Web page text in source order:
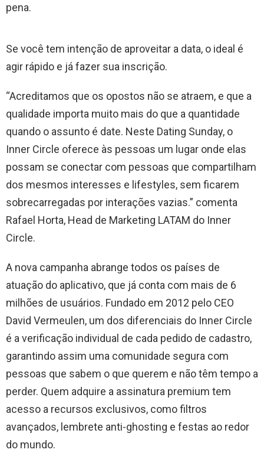
pena.
Se você tem intenção de aproveitar a data, o ideal é
agir rápido e já fazer sua inscrição.
“Acreditamos que os opostos não se atraem, e que a
qualidade importa muito mais do que a quantidade
quando o assunto é date. Neste Dating Sunday, o
Inner Circle oferece às pessoas um lugar onde elas
possam se conectar com pessoas que compartilham
dos mesmos interesses e lifestyles, sem ficarem
sobrecarregadas por interações vazias.” comenta
Rafael Horta, Head de Marketing LATAM do Inner
Circle.
A nova campanha abrange todos os países de
atuação do aplicativo, que já conta com mais de 6
milhões de usuários. Fundado em 2012 pelo CEO
David Vermeulen, um dos diferenciais do Inner Circle
é a verificação individual de cada pedido de cadastro,
garantindo assim uma comunidade segura com
pessoas que sabem o que querem e não têm tempo a
perder. Quem adquire a assinatura premium tem
acesso a recursos exclusivos, como filtros
avançados, lembrete anti-ghosting e festas ao redor
do mundo.